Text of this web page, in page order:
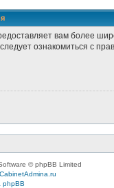
вам более
ознакомиться с
© phpBB Limited
CabinetAdmina.ru
phpBB